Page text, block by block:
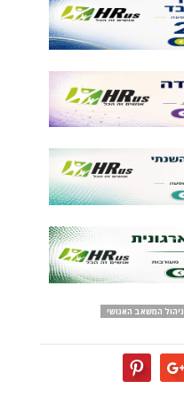
ניהול המשאב האנושי